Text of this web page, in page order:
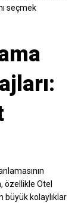
seçmek
özellikle Otel
büyük kolaylıklar